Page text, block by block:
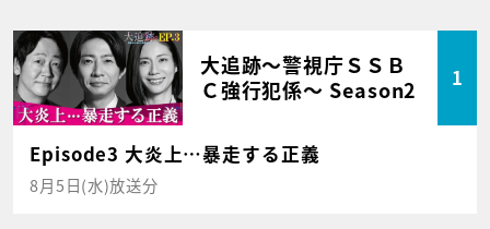
大追跡～警視庁ＳＳＢ
Ｃ強行犯係～ Season2
1
Episode3 大炎上…暴走する正義
8月5日(水)放送分